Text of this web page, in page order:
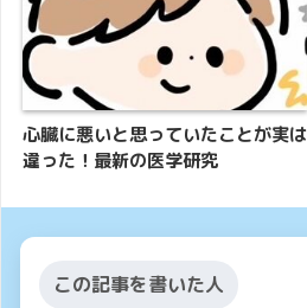
心臓に悪いと思っていたことが実は
違った！最新の医学研究
この記事を書いた人